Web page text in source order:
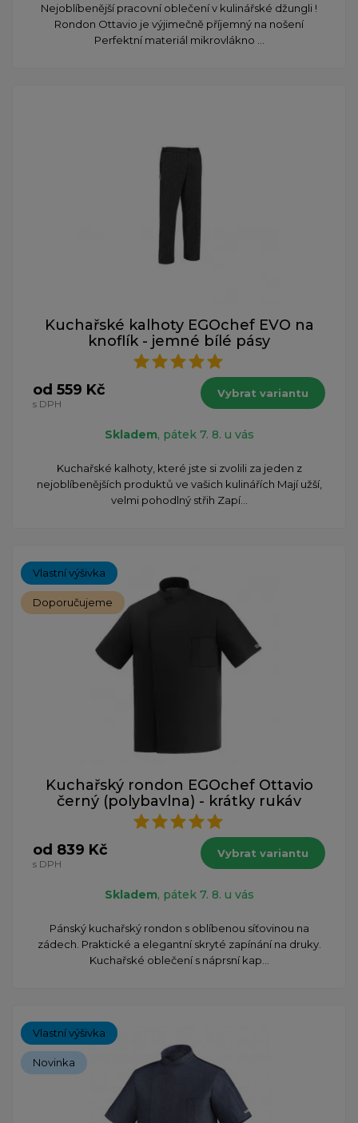
​Nejoblíbenější pracovní oblečení v kulinářské džungli !
Rondon Ottavio je výjimečně příjemný na nošení
Perfektní materiál mikrovlákno ...
Kuchařské kalhoty EGOchef EVO na
knoflík - jemné bílé pásy
od 559 Kč
s DPH
Vybrat variantu
Skladem, pátek 7. 8. u vás
Kuchařské kalhoty, které jste si zvolili za jeden z
nejoblíbenějších produktů ve vašich kulinářích Mají užší,
velmi pohodlný střih Zapí...
Vlastní výšivka
Doporučujeme
Kuchařský rondon EGOchef Ottavio
černý (polybavlna) - krátky rukáv
od 839 Kč
s DPH
Vybrat variantu
Skladem, pátek 7. 8. u vás
Pánský kuchařský rondon s oblíbenou síťovinou na
zádech. Praktické a elegantní skryté zapínání na druky.
Kuchařské oblečení s náprsní kap...
Vlastní výšivka
Novinka